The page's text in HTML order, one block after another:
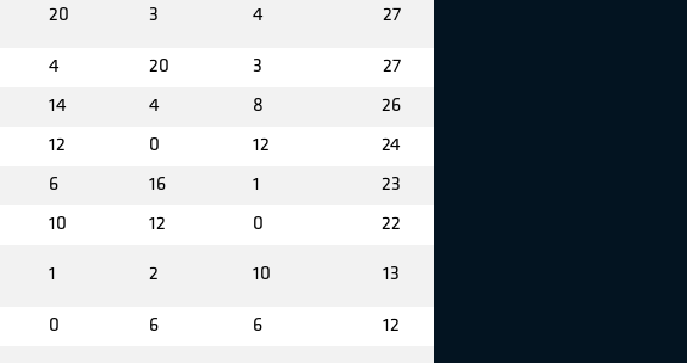
20 3 4 27
4 20 3 27
14 4 8 26
12 0 12 24
6 16 1 23
10 12 0 22
1 2 10 13
0 6 6 12